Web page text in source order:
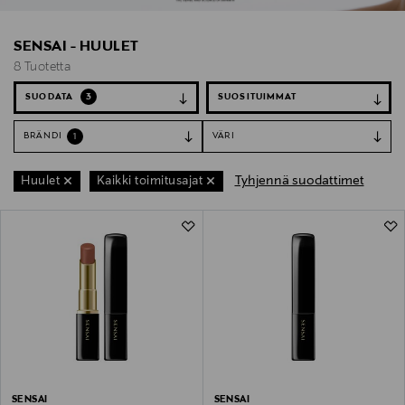
SENSAI - HUULET
8 Tuotetta
SUODATA 3
BRÄNDI 1 VÄRI
Huulet Kaikki toimitusajat Tyhjennä suodattimet
SENSAI
SENSAI